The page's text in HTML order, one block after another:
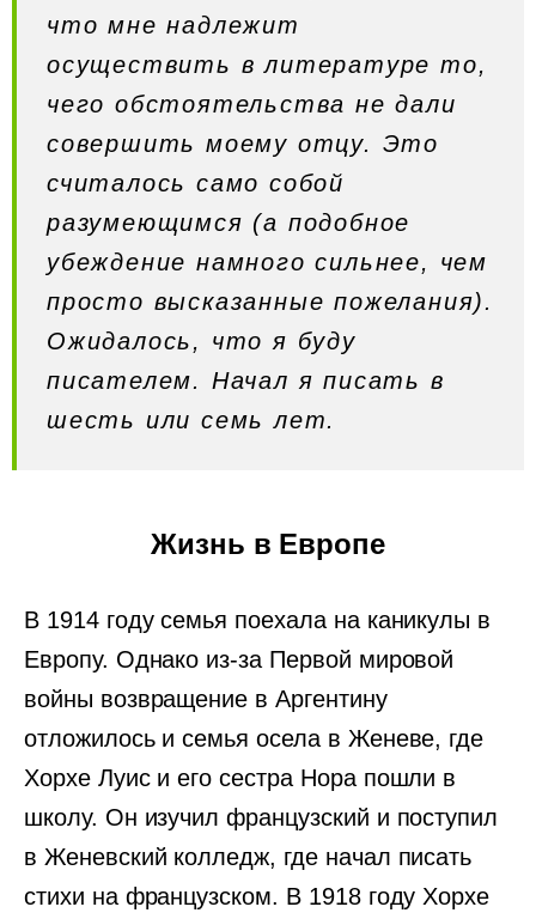
что мне надлежит
осуществить в литературе то,
чего обстоятельства не дали
совершить моему отцу. Это
считалось само собой
разумеющимся (а подобное
убеждение намного сильнее, чем
просто высказанные пожелания).
Ожидалось, что я буду
писателем. Начал я писать в
шесть или семь лет.
Жизнь в Европе
В 1914 году семья поехала на каникулы в
Европу. Однако из-за Первой мировой
войны возвращение в Аргентину
отложилось и семья осела в Женеве, где
Хорхе Луис и его сестра Нора пошли в
школу. Он изучил французский и поступил
в Женевский колледж, где начал писать
стихи на французском. В 1918 году Хорхе